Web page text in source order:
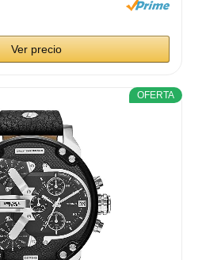
Ver precio
OFERTA